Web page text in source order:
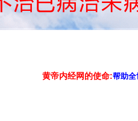
黄帝内经网的使命:帮助